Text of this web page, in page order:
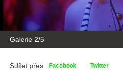
Galerie 2/5
Sdílet přes Facebook Twitter